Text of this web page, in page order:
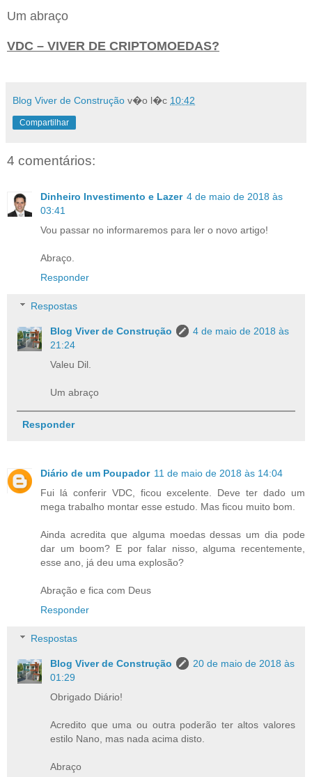
Um abraço
VDC – VIVER DE CRIPTOMOEDAS?
Blog Viver de Construção v�o l�c 10:42
Compartilhar
4 comentários:
Dinheiro Investimento e Lazer 4 de maio de 2018 às
03:41
Vou passar no informaremos para ler o novo artigo!
Abraço.
Responder
Respostas
Blog Viver de Construção
4 de maio de 2018 às
21:24
Valeu Dil.
Um abraço
Responder
Diário de um Poupador 11 de maio de 2018 às 14:04
Fui lá conferir VDC, ficou excelente. Deve ter dado um
mega trabalho montar esse estudo. Mas ficou muito bom.
Ainda acredita que alguma moedas dessas um dia pode
dar um boom? E por falar nisso, alguma recentemente,
esse ano, já deu uma explosão?
Abração e fica com Deus
Responder
Respostas
Blog Viver de Construção
20 de maio de 2018 às
01:29
Obrigado Diário!
Acredito que uma ou outra poderão ter altos valores
estilo Nano, mas nada acima disto.
Abraço